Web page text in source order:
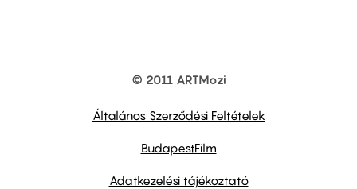
© 2011 ARTMozi
Általános Szerződési Feltételek
BudapestFilm
Adatkezelési tájékoztató